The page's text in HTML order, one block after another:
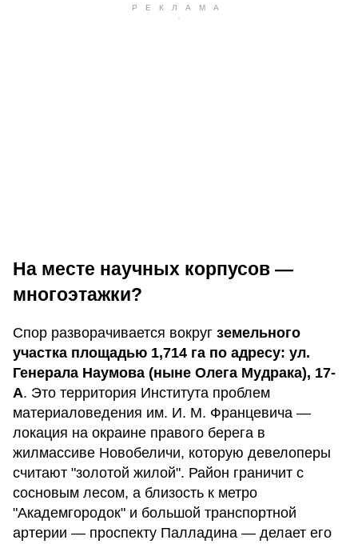
На месте научных корпусов —
многоэтажки?
Спор разворачивается вокруг земельного
участка площадью 1,714 га по адресу: ул.
Генерала Наумова (ныне Олега Мудрака), 17-
А. Это территория Института проблем
материаловедения им. И. М. Францевича —
локация на окраине правого берега в
жилмассиве Новобеличи, которую девелоперы
считают "золотой жилой". Район граничит с
сосновым лесом, а близость к метро
"Академгородок" и большой транспортной
артерии — проспекту Палладина — делает его